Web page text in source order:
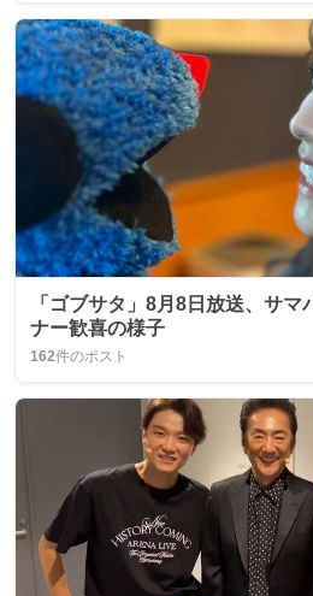
「ゴブサタ」8月8日放送、サ
ナー歓喜の様子
162件のポスト